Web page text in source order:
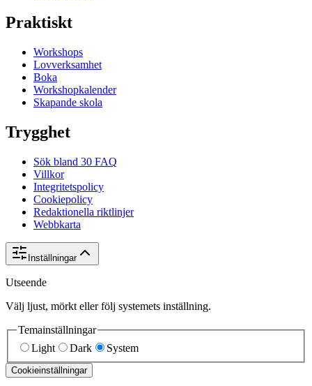
Praktiskt
Workshops
Lovverksamhet
Boka
Workshopkalender
Skapande skola
Trygghet
Sök bland 30 FAQ
Villkor
Integritetspolicy
Cookiepolicy
Redaktionella riktlinjer
Webbkarta
Inställningar
Utseende
Välj ljust, mörkt eller följ systemets inställning.
Temainställningar
Light
Dark System
Cookieinställningar